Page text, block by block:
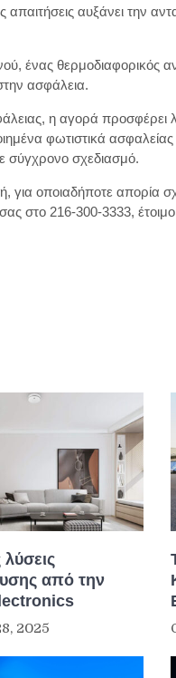
αυξάνει την
ένας θερμοδιαφορικός
ασφάλεια.
η αγορά προσφέρει
φωτιστικά
σύγχρονο σχεδιασμό.
ή, για οποιαδήποτε απορία
στο 216-300-3333,
από την
2025